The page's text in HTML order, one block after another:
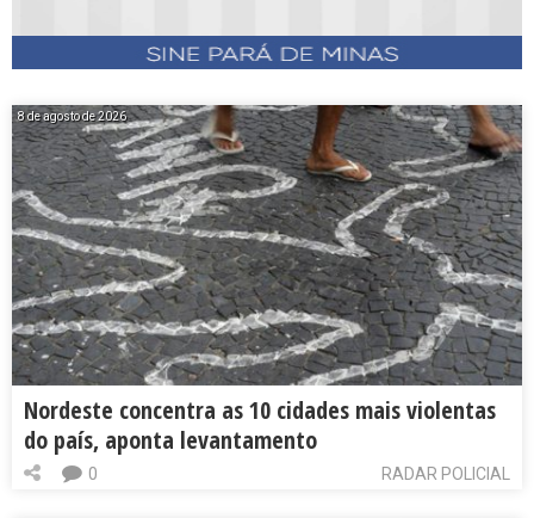
8 de agosto de 2026
Nordeste concentra as 10 cidades mais violentas
do país, aponta levantamento
RADAR POLICIAL
0